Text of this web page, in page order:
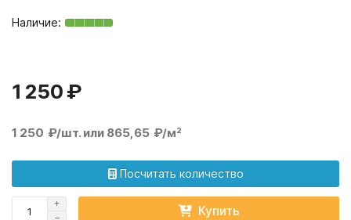
1 250 ₽
1 250 ₽/шт. или 865,65 ₽/м²
Посчитать количество
Купить